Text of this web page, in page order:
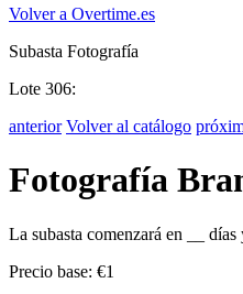
Volver a Overtime.es
Subasta Fotografía
Lote 306:
anterior Volver al catálogo
Fotografía
La subasta comenzará en días
Precio base: €1